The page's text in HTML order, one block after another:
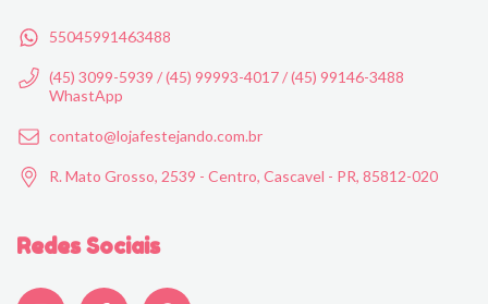
55045991463488
(45) 3099-5939 / (45) 99993-4017 / (45) 99146-3488
WhastApp
contato@lojafestejando.com.br
R. Mato Grosso, 2539 - Centro, Cascavel - PR, 85812-020
Redes Sociais